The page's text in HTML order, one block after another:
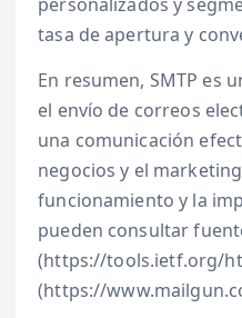
tasa de apertura y
En resumen, SMTP es
el envío de correos
una comunicación
negocios y el
funcionamiento y la
pueden consultar
(https://tools.ietf.org/
(https://